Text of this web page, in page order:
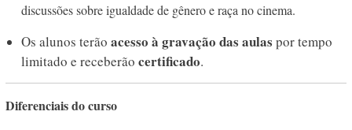
discussões sobre igualdade de gênero e raça no cinema.
Os alunos terão acesso à gravação das aulas por tempo
limitado e receberão certificado.
Diferenciais do curso